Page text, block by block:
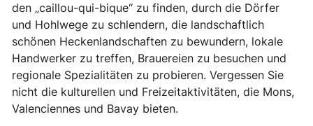
den „caillou-qui-bique“ zu finden, durch die Dörfer
und Hohlwege zu schlendern, die landschaftlich
schönen Heckenlandschaften zu bewundern, lokale
Handwerker zu treffen, Brauereien zu besuchen und
regionale Spezialitäten zu probieren. Vergessen Sie
nicht die kulturellen und Freizeitaktivitäten, die Mons,
Valenciennes und Bavay bieten.